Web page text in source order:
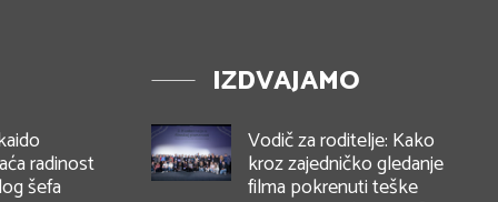
radinost
šefa
IZDVAJAMO
Vodič za roditelje: Kako
kroz zajedničko gledanje
filma pokrenuti teške